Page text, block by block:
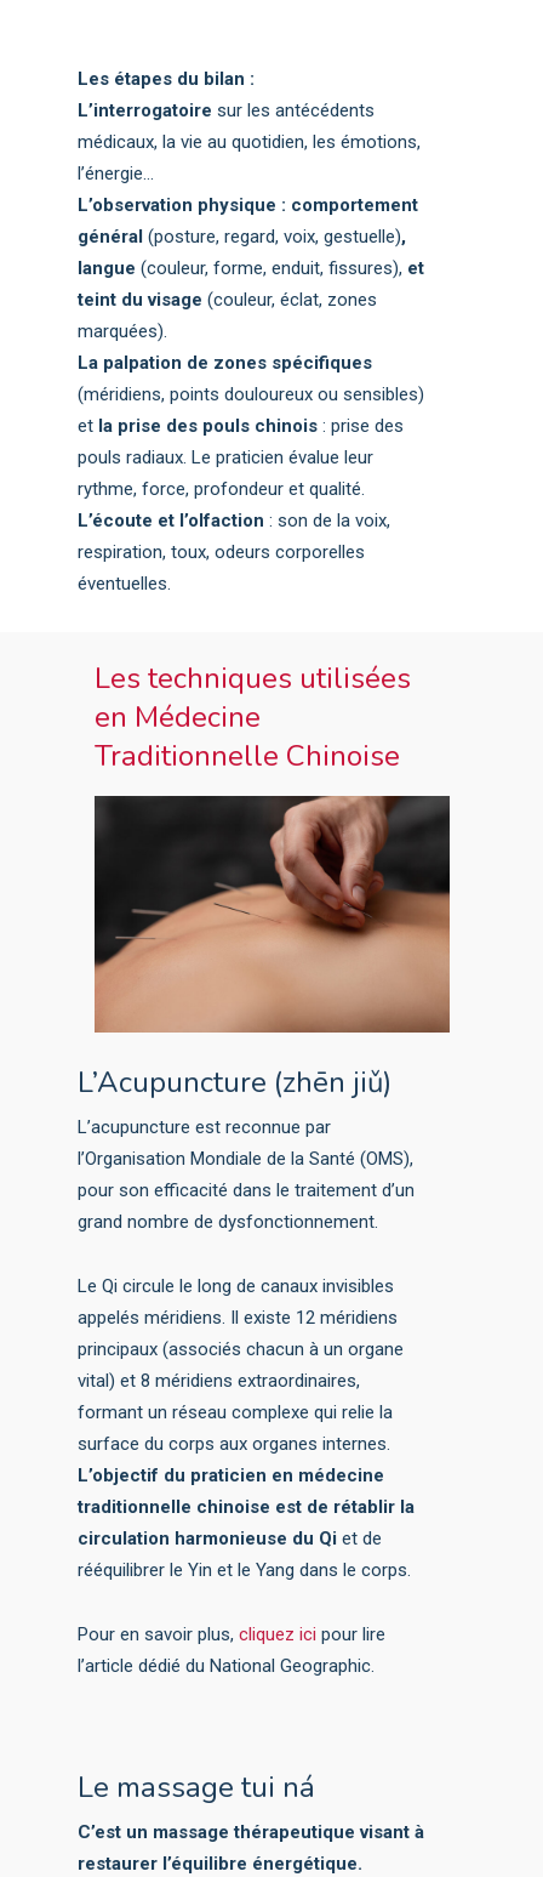
Les étapes du bilan :
L’interrogatoiresur les antécédents
médicaux, la vie au quotidien, les émotions,
l’énergie…
L’observation physique : comportement
général(posture, regard, voix, gestuelle),
langue (couleur, forme, enduit, fissures), et
teint du visage (couleur, éclat, zones
marquées).
La palpation de zones spécifiques
(méridiens, points douloureux ou sensibles)
et la prise des pouls chinois : prise des
pouls radiaux. Le praticien évalue leur
rythme, force, profondeur et qualité.
L’écoute et l’olfaction: son de la voix,
respiration, toux, odeurs corporelles
éventuelles.
Les techniques utilisées
en Médecine
Traditionnelle Chinoise
L’Acupuncture (zhēn jiǔ)
L’acupuncture est reconnue par
l’Organisation Mondiale de la Santé (OMS),
pour son efficacité dans le traitement d’un
grand nombre de dysfonctionnement.
Le Qi circule le long de canaux invisibles
appelés méridiens. Il existe 12 méridiens
principaux (associés chacun à un organe
vital) et 8 méridiens extraordinaires,
formant un réseau complexe qui relie la
surface du corps aux organes internes.
L’objectif du praticien en médecine
traditionnelle chinoise est de rétablir la
circulation harmonieuse du Qi et de
rééquilibrer le Yin et le Yang dans le corps.
Pour en savoir plus,cliquez ici pour lire
l’article dédié du National Geographic.
Le massage tui ná
C’est un massage thérapeutique visant à
restaurer l’équilibre énergétique.